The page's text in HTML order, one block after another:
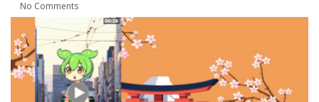
No Comments